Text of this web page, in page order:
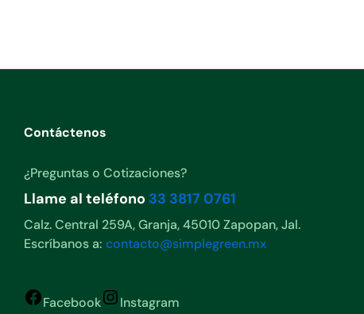
Contáctenos
¿Preguntas o Cotizaciones?
Llame al teléfono 33 3817 0761
Calz. Central 259A, Granja, 45010 Zapopan, Jal.
Escríbanos a: contacto@simplegreen.mx
Facebook Instagram